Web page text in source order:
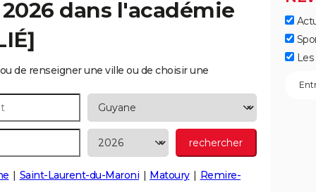
dans l'académie
de renseigner une ville ou de choisir une
Saint-Laurent-du-Maroni Matoury Remire-